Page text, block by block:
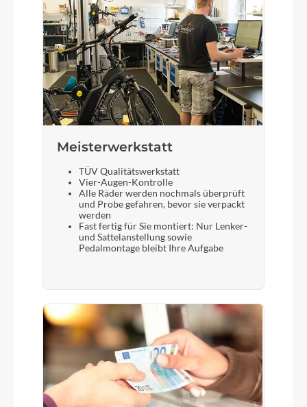
Meisterwerkstatt
TÜV Qualitätswerkstatt
Vier-Augen-Kontrolle
Alle Räder werden nochmals überprüft
und Probe gefahren, bevor sie verpackt
werden
Fast fertig für Sie montiert: Nur Lenker-
und Sattelanstellung sowie
Pedalmontage bleibt Ihre Aufgabe